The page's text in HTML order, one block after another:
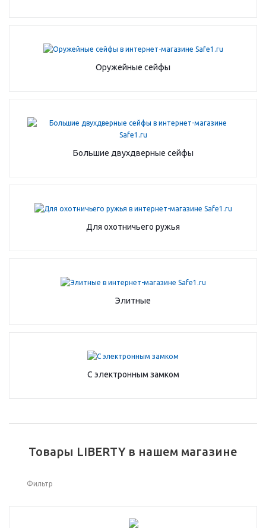
Оружейные сейфы
Большие двухдверные сейфы
Для охотничьего ружья
Элитные
С электронным замком
Товары LIBERTY в нашем магазине
Фильтр